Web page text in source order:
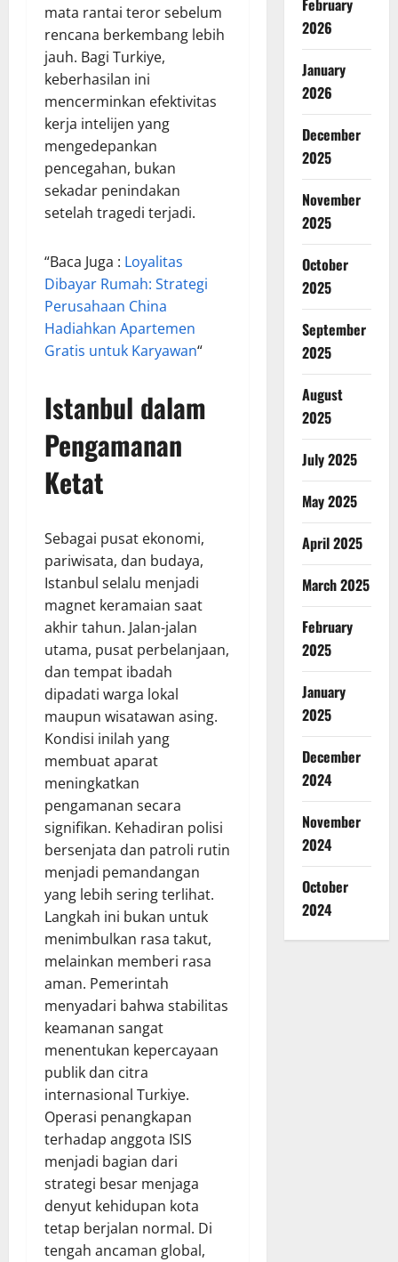
mata rantai teror sebelum
rencana berkembang lebih
jauh. Bagi Turkiye,
keberhasilan ini
mencerminkan efektivitas
kerja intelijen yang
mengedepankan
pencegahan, bukan
sekadar penindakan
setelah tragedi terjadi.
“Baca Juga : Loyalitas
Dibayar Rumah: Strategi
Perusahaan China
Hadiahkan Apartemen
Gratis untuk Karyawan“
Istanbul dalam
Pengamanan
Ketat
Sebagai pusat ekonomi,
pariwisata, dan budaya,
Istanbul selalu menjadi
magnet keramaian saat
akhir tahun. Jalan-jalan
utama, pusat perbelanjaan,
dan tempat ibadah
dipadati warga lokal
maupun wisatawan asing.
Kondisi inilah yang
membuat aparat
meningkatkan
pengamanan secara
signifikan. Kehadiran polisi
bersenjata dan patroli rutin
menjadi pemandangan
yang lebih sering terlihat.
Langkah ini bukan untuk
menimbulkan rasa takut,
melainkan memberi rasa
aman. Pemerintah
menyadari bahwa stabilitas
keamanan sangat
menentukan kepercayaan
publik dan citra
internasional Turkiye.
Operasi penangkapan
terhadap anggota ISIS
menjadi bagian dari
strategi besar menjaga
denyut kehidupan kota
tetap berjalan normal. Di
tengah ancaman global,
February
2026
January
2026
December
2025
November
2025
October
2025
September
2025
August
2025
July 2025
May 2025
April 2025
March 2025
February
2025
January
2025
December
2024
November
2024
October
2024